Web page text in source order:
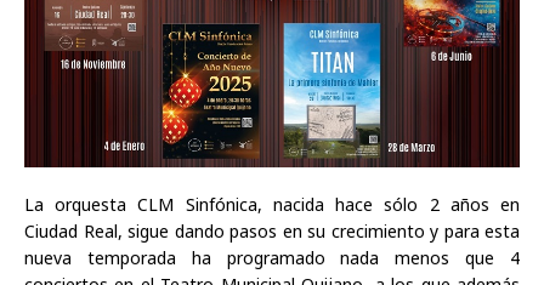
La orquesta CLM Sinfónica, nacida hace sólo 2 años en
Ciudad Real, sigue dando pasos en su crecimiento y para esta
nueva temporada ha programado nada menos que 4